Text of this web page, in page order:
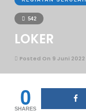
542
LOKER
Posted On 9 Juni 2022
0
SHARES